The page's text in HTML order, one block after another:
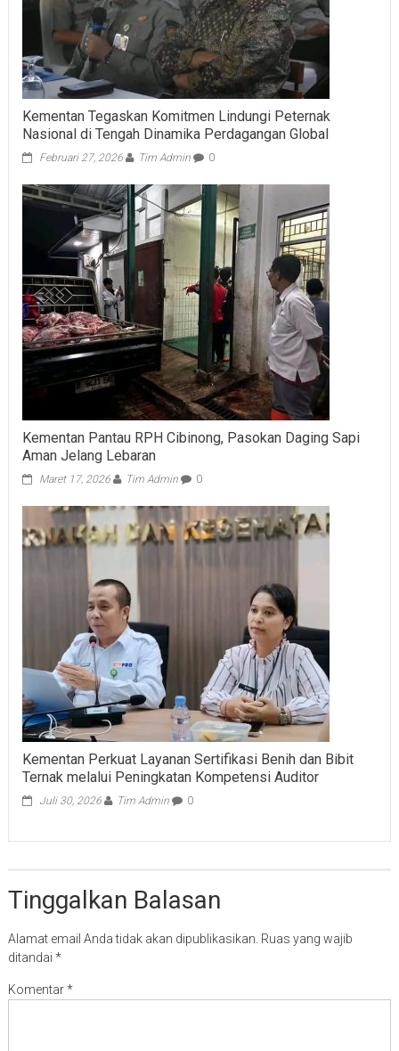
Kementan Tegaskan Komitmen Lindungi Peternak
Nasional di Tengah Dinamika Perdagangan Global
Februari 27, 2026 Tim Admin 0
Kementan Pantau RPH Cibinong, Pasokan Daging Sapi
Aman Jelang Lebaran
Maret 17, 2026 Tim Admin 0
Kementan Perkuat Layanan Sertifikasi Benih dan Bibit
Ternak melalui Peningkatan Kompetensi Auditor
Juli 30, 2026 Tim Admin 0
Tinggalkan Balasan
Alamat email Anda tidak akan dipublikasikan. Ruas yang wajib
ditandai *
Komentar*